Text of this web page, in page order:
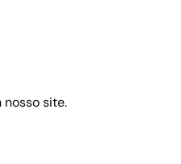
site.